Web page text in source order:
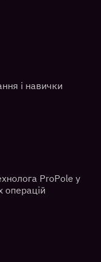
і навички
ProPole у
операцій